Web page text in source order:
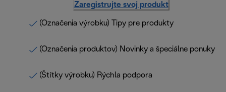
Zaregistrujte svoj produkt
(Označenia výrobku) Tipy pre produkty
(Označenia produktov) Novinky a špeciálne ponuky
(Štítky výrobku) Rýchla podpora